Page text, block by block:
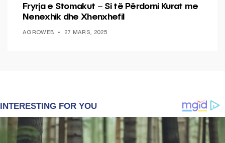
Fryrja e Stomakut – Si të Përdorni Kurat me
Nenexhik dhe Xhenxhefil
AGROWEB 27 MARS, 2025